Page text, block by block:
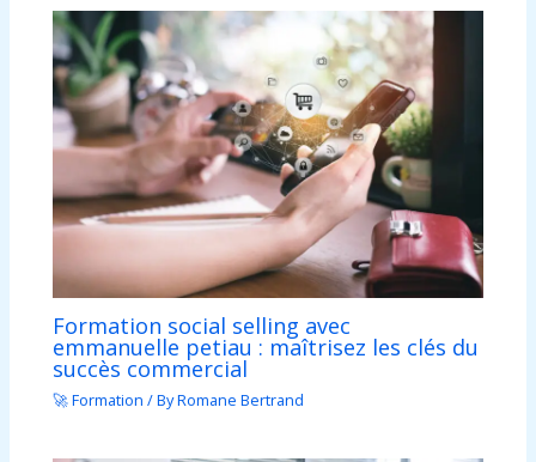
Formation social selling avec
emmanuelle petiau : maîtrisez les clés du
succès commercial
🚀 Formation / ByRomane Bertrand